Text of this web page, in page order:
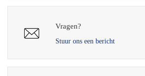
Vragen?
Stuur ons een bericht